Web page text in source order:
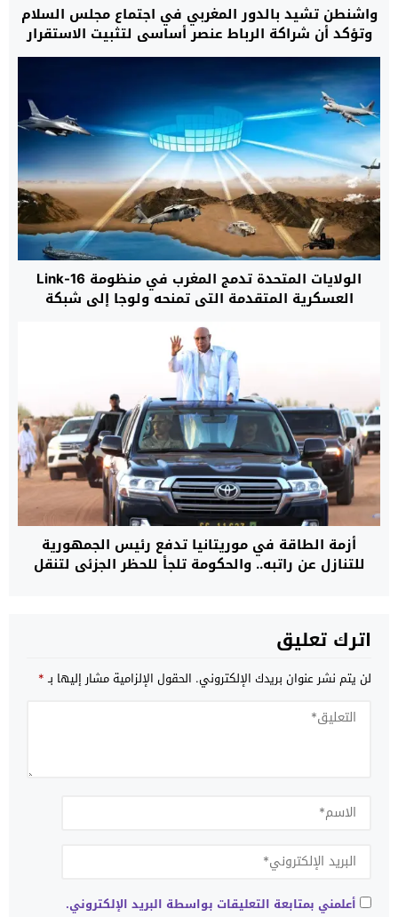
واشنطن تشيد بالدور المغربي في اجتماع مجلس السلام
وتؤكد أن شراكة الرباط عنصر أساسي لتثبيت الاستقرار
الولايات المتحدة تدمج المغرب في منظومة Link-16
العسكرية المتقدمة التي تمنحه ولوجا إلى شبكة
أزمة الطاقة في موريتانيا تدفع رئيس الجمهورية
للتنازل عن راتبه.. والحكومة تلجأ للحظر الجزئي لتنقل
اترك تعليق
لن يتم نشر عنوان بريدك الإلكتروني. الحقول الإلزامية مشار إليها بـ*
أعلمني بمتابعة التعليقات بواسطة البريد الإلكتروني.